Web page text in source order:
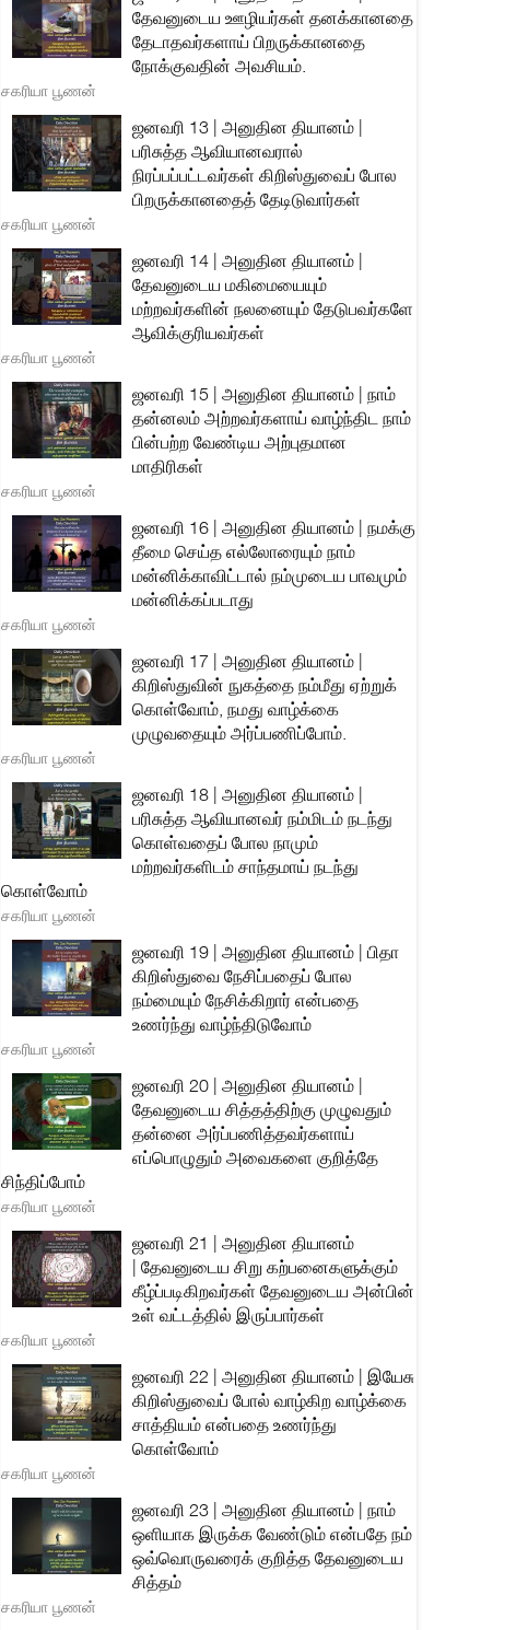
தேவனுடைய ஊழியர்கள் தனக்கானதை
தேடாதவர்களாய் பிறருக்கானதை
நோக்குவதின் அவசியம்.
சகரியா பூணன்
ஜனவரி 13 | அனுதின தியானம் |
பரிசுத்த ஆவியானவரால்
நிரப்பப்பட்டவர்கள் கிறிஸ்துவைப் போல
பிறருக்கானதைத் தேடிடுவார்கள்
சகரியா பூணன்
ஜனவரி 14 | அனுதின தியானம் |
தேவனுடைய மகிமையையும்
மற்றவர்களின் நலனையும் தேடுபவர்களே
ஆவிக்குரியவர்கள்
சகரியா பூணன்
ஜனவரி 15 | அனுதின தியானம் | நாம்
தன்னலம் அற்றவர்களாய் வாழ்ந்திட நாம்
பின்பற்ற வேண்டிய அற்புதமான
மாதிரிகள்
சகரியா பூணன்
ஜனவரி 16 | அனுதின தியானம் | நமக்கு
தீமை செய்த எல்லோரையும் நாம்
மன்னிக்காவிட்டால் நம்முடைய பாவமும்
மன்னிக்கப்படாது
சகரியா பூணன்
ஜனவரி 17 | அனுதின தியானம் |
கிறிஸ்துவின் நுகத்தை நம்மீது ஏற்றுக்
கொள்வோம், நமது வாழ்க்கை
முழுவதையும் அர்ப்பணிப்போம்.
சகரியா பூணன்
ஜனவரி 18 | அனுதின தியானம் |
பரிசுத்த ஆவியானவர் நம்மிடம் நடந்து
கொள்வதைப் போல நாமும்
மற்றவர்களிடம் சாந்தமாய் நடந்து
கொள்வோம்
சகரியா பூணன்
ஜனவரி 19 | அனுதின தியானம் | பிதா
கிறிஸ்துவை நேசிப்பதைப் போல
நம்மையும் நேசிக்கிறார் என்பதை
உணர்ந்து வாழ்ந்திடுவோம்
சகரியா பூணன்
ஜனவரி 20 | அனுதின தியானம் |
தேவனுடைய சித்தத்திற்கு முழுவதும்
தன்னை அர்ப்பணித்தவர்களாய்
எப்பொழுதும் அவைகளை குறித்தே
சிந்திப்போம்
சகரியா பூணன்
ஜனவரி 21 | அனுதின தியானம்
| தேவனுடைய சிறு கற்பனைகளுக்கும்
கீழ்ப்படிகிறவர்கள் தேவனுடைய அன்பின்
உள் வட்டத்தில் இருப்பார்கள்
சகரியா பூணன்
ஜனவரி 22 | அனுதின தியானம் | இயேசு
கிறிஸ்துவைப் போல் வாழ்கிற வாழ்க்கை
சாத்தியம் என்பதை உணர்ந்து
கொள்வோம்
சகரியா பூணன்
ஜனவரி 23 | அனுதின தியானம் | நாம்
ஒளியாக இருக்க வேண்டும் என்பதே நம்
ஒவ்வொருவரைக் குறித்த தேவனுடைய
சித்தம்
சகரியா பூணன்